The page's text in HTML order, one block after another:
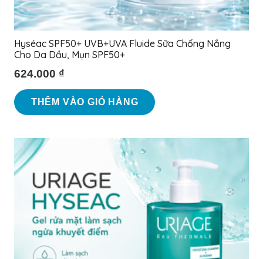
Hyséac SPF50+ UVB+UVA Fluide Sữa Chống Nắng
Cho Da Dầu, Mụn SPF50+
624.000 ₫
THÊM VÀO GIỎ HÀNG